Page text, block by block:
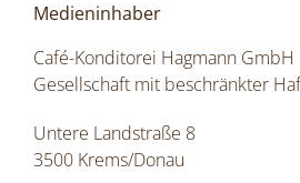
Medieninhaber
Café-Konditorei Hagmann GmbH
Gesellschaft mit beschränkter
Untere Landstraße 8
3500 Krems/Donau